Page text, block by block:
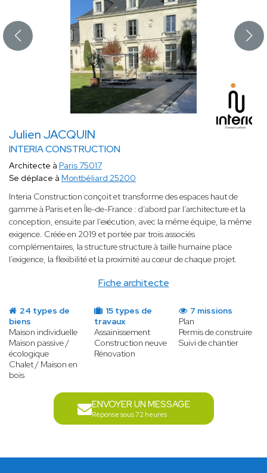
Julien JACQUIN
INTERIA CONSTRUCTION
Fiche architecte
Architecte à Paris 75017
Se déplace à Montbéliard 25200
Interia Construction conçoit et transforme des espaces haut de
gamme à Paris et en Île-de-France : d’abord par l’architecture et la
conception, ensuite par l’exécution, avec la même équipe, la même
exigence. Créée en 2019 et portée par trois associés
complémentaires, la structure structure à taille humaine place
l’exigence, la flexibilité et la proximité au cœur de chaque projet.
24 types de
biens
Maison individuelle
Maison passive /
écologique
Chalet / Maison en
bois
15 types de
travaux
Assainissement
Construction neuve
Rénovation
7 missions
Plan
Permis de construire
Suivi de chantier
ENVOYER UN MESSAGE
Réponse sous 72 heures